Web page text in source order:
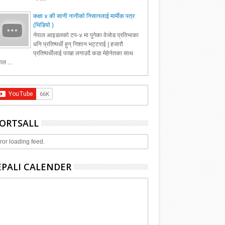
कक्षा ४ की सानी नानीको निसानलाई मार्मीक पत्र
(भिडियो )
नेपाल आइडलको टप-४ मा पुगेका वेजोड प्रतिभाका
धनि प्रतिष्पर्धी हुन् निशान भट्टराई | हजारौ
प्रतिष्पर्धीलाई पाखा लगाउदै कडा मेहेनेतका साथ
...
loading feed.
CALENDER